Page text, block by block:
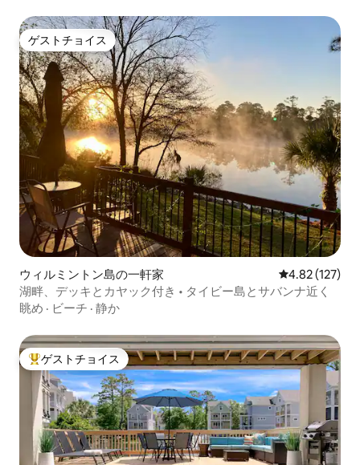
ゲストチョイス
ゲストチョイス
ウィルミントン島の一軒家 レビュー127
4.82 (127)
湖畔、デッキとカヤック付き • タイビー島とサバンナ近く
眺め · ビーチ · 静か
大好評のゲストチョイスです。
ゲストチョイス